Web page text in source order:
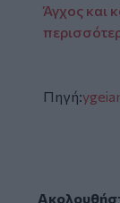
Άγχος και
Πηγή: